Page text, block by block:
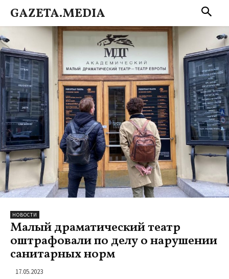
GAZETA.MEDIA
НОВОСТИ
Малый драматический театр
оштрафовали по делу о нарушении
санитарных норм
17.05.2023